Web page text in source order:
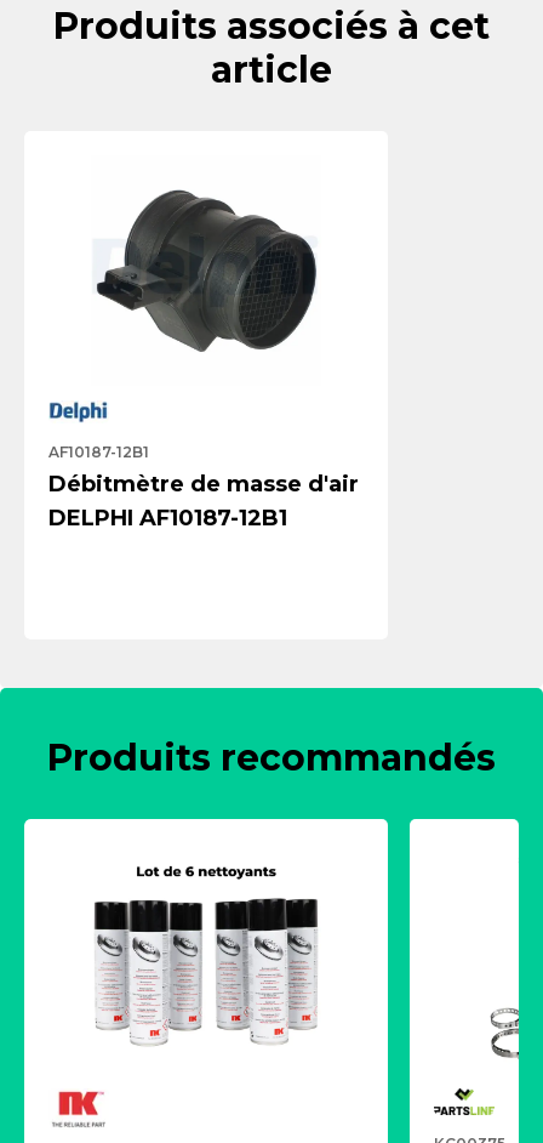
Produits associés à cet
article
AF10187-12B1
Débitmètre de masse d'air
DELPHI AF10187-12B1
Produits recommandés